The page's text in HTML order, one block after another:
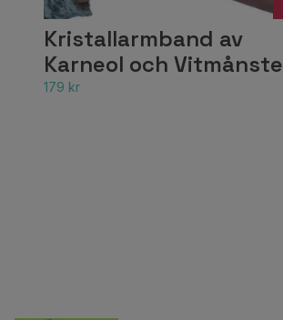
Kristallarmband av
Karneol och
179 kr